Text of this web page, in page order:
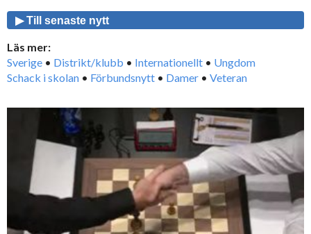
▶ Till senaste nytt
Läs mer:
Sverige • Distrikt/klubb • Internationellt • Ungdom
Schack i skolan • Förbundsnytt • Damer • Veteran